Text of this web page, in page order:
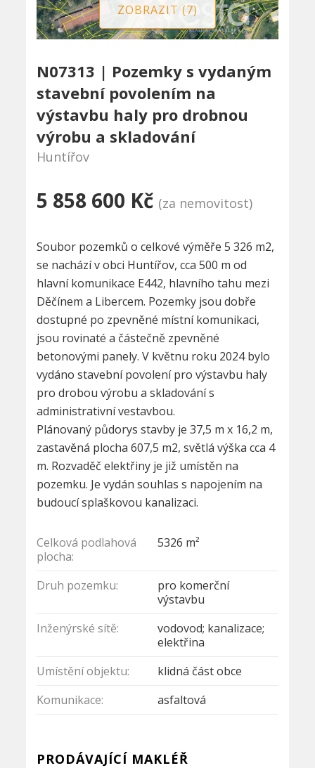
ZOBRAZIT (7)
N07313 | Pozemky s vydaným
stavební povolením na
výstavbu haly pro drobnou
výrobu a skladování
Huntířov
5 858 600 Kč (za nemovitost)
Soubor pozemků o celkové výměře 5 326 m2,
se nachází v obci Huntířov, cca 500 m od
hlavní komunikace E442, hlavního tahu mezi
Děčínem a Libercem. Pozemky jsou dobře
dostupné po zpevněné místní komunikaci,
jsou rovinaté a částečně zpevněné
betonovými panely. V květnu roku 2024 bylo
vydáno stavební povolení pro výstavbu haly
pro drobou výrobu a skladování s
administrativní vestavbou.
Plánovaný půdorys stavby je 37,5 m x 16,2 m,
zastavěná plocha 607,5 m2, světlá výška cca 4
m. Rozvaděč elektřiny je již umístěn na
pozemku. Je vydán souhlas s napojením na
budoucí splaškovou kanalizaci.
Celková podlahová
plocha:
5326 m²
Druh pozemku:
pro komerční
výstavbu
Inženýrské sítě:
vodovod; kanalizace;
elektřina
Umístění objektu:
klidná část obce
Komunikace:
asfaltová
PRODÁVAJÍCÍ MAKLÉŘ